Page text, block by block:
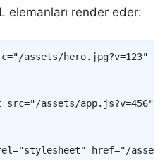
elemanları render eder:
assets/hero.jpg?v=123"
assets/
href="/
Copy